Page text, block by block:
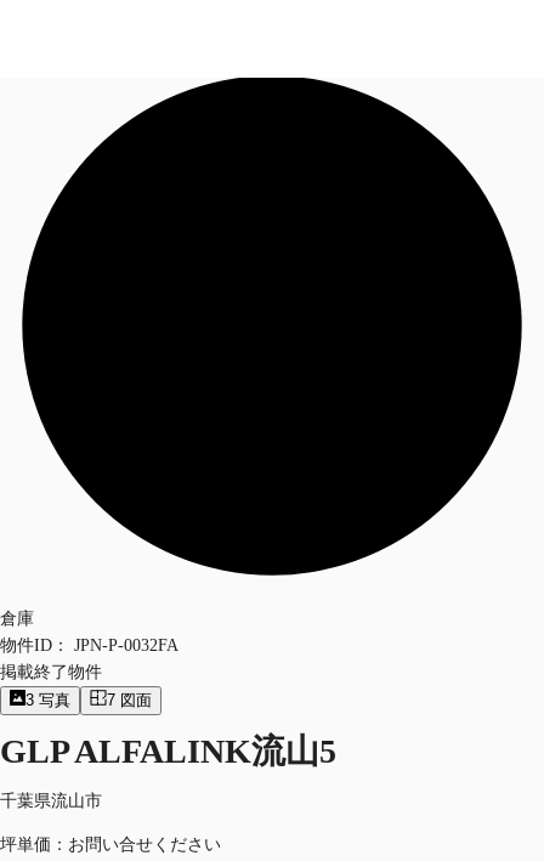
オフィス・事務所
倉庫・物流センター
お電話
倉庫
物件ID：
JPN-P-0032FA
掲載終了物件
3 写真 7 図面
GLP ALFALINK流山5
千葉県流山市
坪単価：お問い合せください